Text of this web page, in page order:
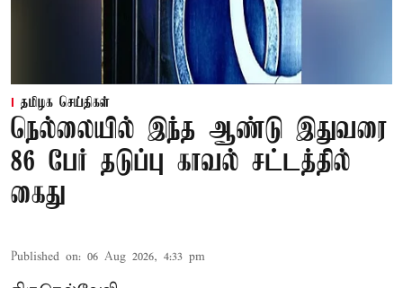
தமிழக செய்திகள்
நெல்லையில் இந்த ஆண்டு இதுவரை
86 பேர் தடுப்பு காவல் சட்டத்தில்
கைது
Published on: 06 Aug 2026, 4:33 pm